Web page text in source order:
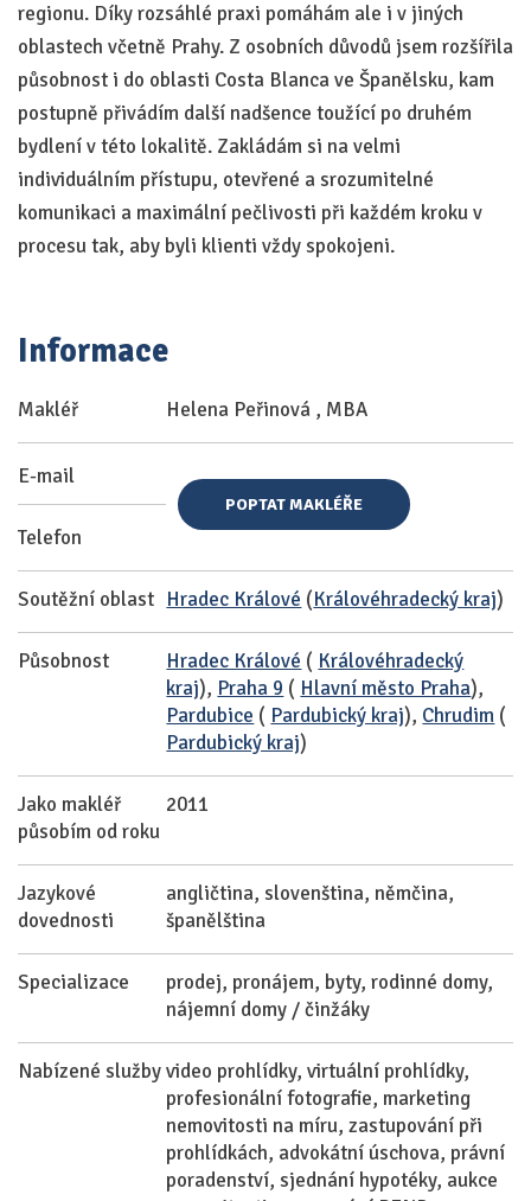
regionu. Díky rozsáhlé praxi pomáhám ale i v jiných
oblastech včetně Prahy. Z osobních důvodů jsem rozšířila
působnost i do oblasti Costa Blanca ve Španělsku, kam
postupně přivádím další nadšence toužící po druhém
bydlení v této lokalitě. Zakládám si na velmi
individuálním přístupu, otevřené a srozumitelné
komunikaci a maximální pečlivosti při každém kroku v
procesu tak, aby byli klienti vždy spokojeni.
Informace
Makléř Helena Peřinová , MBA
E-mail
Telefon
POPTAT MAKLÉŘE
Soutěžní oblast Hradec Králové (Královéhradecký kraj)
Působnost Hradec Králové ( Královéhradecký
kraj), Praha 9 ( Hlavní město Praha),
Pardubice ( Pardubický kraj), Chrudim (
Pardubický kraj)
Jako makléř
působím od roku
2011
Jazykové
dovednosti
angličtina, slovenština, němčina,
španělština
Specializace
prodej, pronájem, byty, rodinné domy,
nájemní domy / činžáky
Nabízené služby video prohlídky, virtuální prohlídky,
profesionální fotografie, marketing
nemovitosti na míru, zastupování při
prohlídkách, advokátní úschova, právní
poradenství, sjednání hypotéky, aukce